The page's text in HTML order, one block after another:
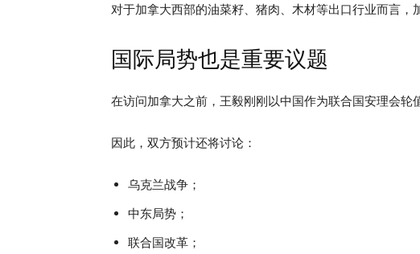
对于加拿大西部的油菜籽、猪肉、木材等出口行业而言，
国际局势也是重要议题
在访问加拿大之前，王毅刚刚以中国作为联合国安理会轮
因此，双方预计还将讨论：
乌克兰战争；
中东局势；
联合国改革；